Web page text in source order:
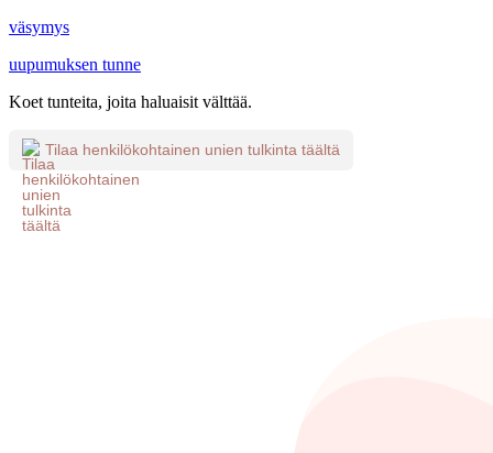
väsymys
uupumuksen tunne
Koet tunteita, joita haluaisit välttää.
Tilaa henkilökohtainen unien tulkinta täältä